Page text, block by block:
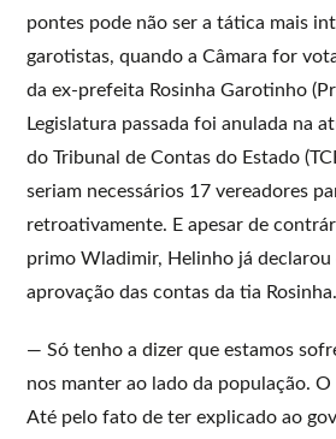
pontes pode não ser a tática mais
garotistas, quando a Câmara for
da ex-prefeita Rosinha Garotinho
Legislatura passada foi anulada na
do Tribunal de Contas do Estado
seriam necessários 17 vereadores
retroativamente. E apesar de
primo Wladimir, Helinho já declarou
aprovação das contas da tia Rosinha.
— Só tenho a dizer que estamos
nos manter ao lado da população.
Até pelo fato de ter explicado ao